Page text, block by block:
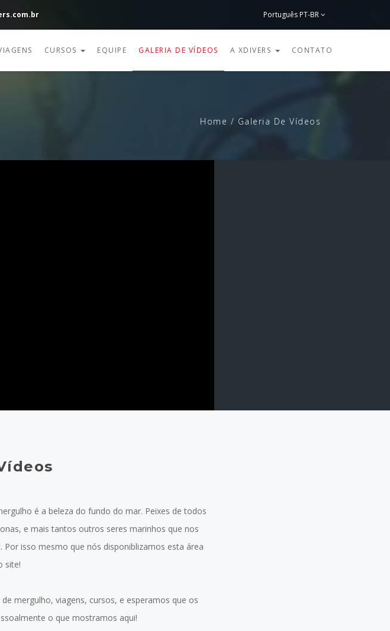
Português PT-BR
CURSOS EQUIPE GALERIA DE VÍDEOS A XDIVERS CONTATO
Home / Galeria De Vídeos
é a beleza do fundo do mar. Peixes de todos
e mais tantos outros seres marinhos que nos
isso mesmo que nós disponiblizamos esta área
site!
mergulho, viagens, cursos, e esperamos que os
o que mostramos aqui!